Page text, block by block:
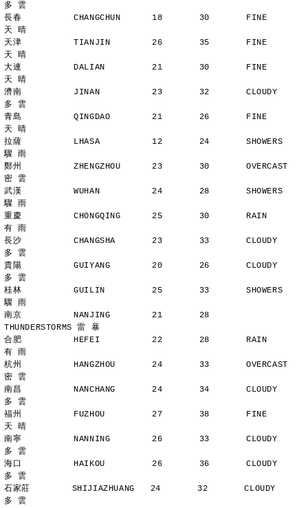
多 雲
長春          CHANGCHUN      18       30       FINE
天 晴
天津          TIANJIN        26       35       FINE
天 晴
大連          DALIAN         21       30       FINE
天 晴
濟南          JINAN          23       32       CLOUDY
多 雲
青島          QINGDAO        21       26       FINE
天 晴
拉薩          LHASA          12       24       SHOWERS
驟 雨
鄭州          ZHENGZHOU      23       30       OVERCAST
密 雲
武漢          WUHAN          24       28       SHOWERS
驟 雨
重慶          CHONGQING      25       30       RAIN
有 雨
長沙          CHANGSHA       23       33       CLOUDY
多 雲
貴陽          GUIYANG        20       26       CLOUDY
多 雲
桂林          GUILIN         25       33       SHOWERS
驟 雨
南京          NANJING        21       28
THUNDERSTORMS 雷 暴
合肥          HEFEI          22       28       RAIN
有 雨
杭州          HANGZHOU       24       33       OVERCAST
密 雲
南昌          NANCHANG       24       34       CLOUDY
多 雲
福州          FUZHOU         27       38       FINE
天 晴
南寧          NANNING        26       33       CLOUDY
多 雲
海口          HAIKOU         26       36       CLOUDY
多 雲
石家莊        SHIJIAZHUANG   24       32       CLOUDY
多 雲